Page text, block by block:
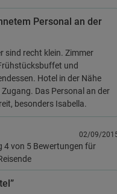
Personal an der
sind recht klein. Zimmer
und
Hotel in der Nähe
Das Personal an der
besonders Isabella.
02/09/